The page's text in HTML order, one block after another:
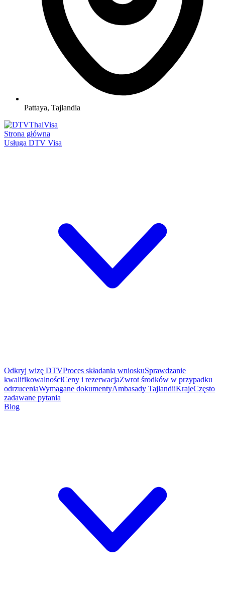
Pattaya, Tajlandia
Strona główna
Usługa DTV Visa
Odkryj wizę DTVProces składania wnioskuSprawdzanie
kwalifikowalnościCeny i rezerwacjaZwrot środków w przypadku
odrzuceniaWymagane dokumentyAmbasady TajlandiiKrajeCzęsto
zadawane pytania
Blog